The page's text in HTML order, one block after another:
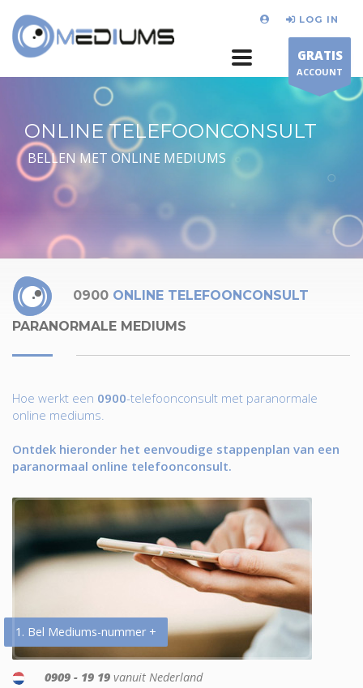
LOG IN
GRATIS
ACCOUNT
ONLINE TELEFOONCONSULT
BELLEN MET ONLINE MEDIUMS
0900 ONLINE TELEFOONCONSULT
PARANORMALE MEDIUMS
Hoe werkt een 0900-telefoonconsult met paranormale
online mediums.
Ontdek hieronder het eenvoudige stappenplan van een
paranormaal online telefoonconsult.
1. Bel Mediums-nummer +
0909 - 19 19 vanuit Nederland